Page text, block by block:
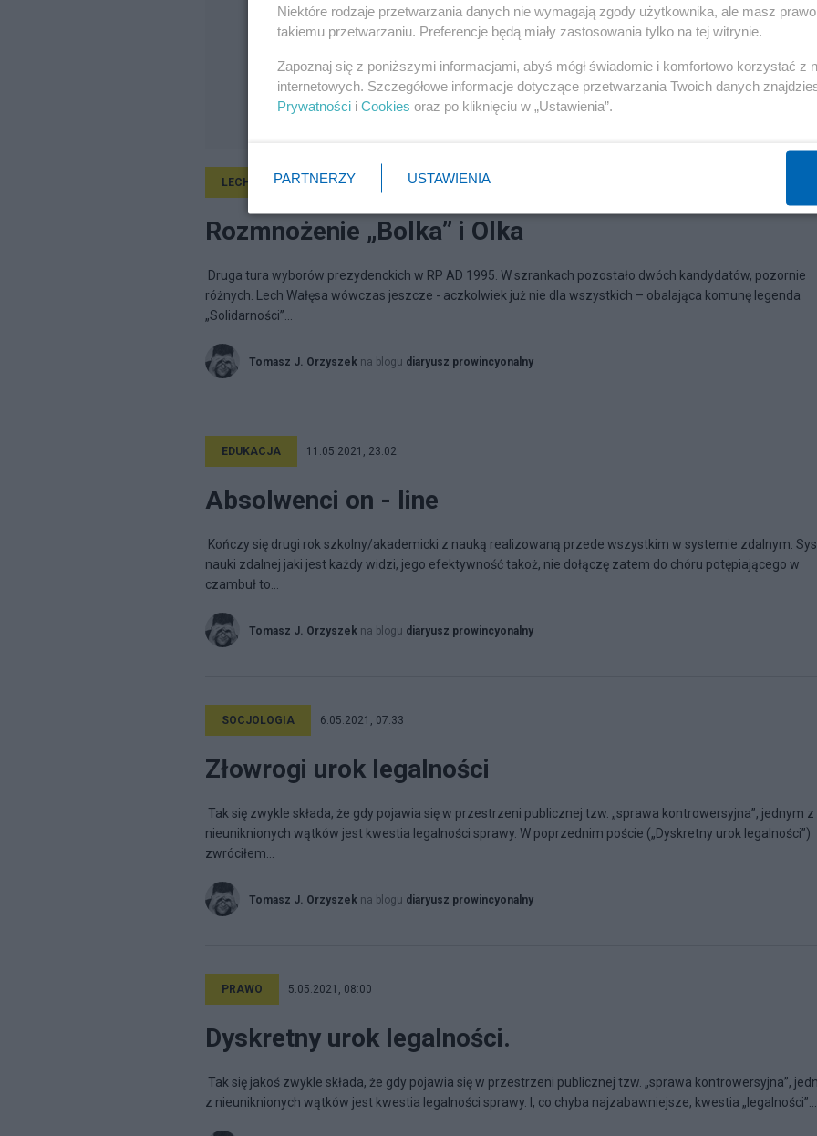
LECH WAŁĘSA 12.05.2021, 17:04
Rozmnożenie „Bolka” i Olka
Druga tura wyborów prezydenckich w RP AD 1995. W szrankach pozostało dwóch kandydatów, pozornie
różnych. Lech Wałęsa wówczas jeszcze - aczkolwiek już nie dla wszystkich – obalająca komunę legenda
„Solidarności”...
Tomasz J. Orzyszek na blogu diaryusz prowincyonalny
EDUKACJA 11.05.2021, 23:02
Absolwenci on - line
Kończy się drugi rok szkolny/akademicki z nauką realizowaną przede wszystkim w systemie zdalnym.
nauki zdalnej jaki jest każdy widzi, jego efektywność takoż, nie dołączę zatem do chóru potępiającego w
czambuł to...
Tomasz J. Orzyszek na blogu diaryusz prowincyonalny
SOCJOLOGIA 6.05.2021, 07:33
Złowrogi urok legalności
Tak się zwykle składa, że gdy pojawia się w przestrzeni publicznej tzw. „sprawa kontrowersyjna”, jednym z
nieuniknionych wątków jest kwestia legalności sprawy. W poprzednim poście („Dyskretny urok legalności”)
zwróciłem...
Tomasz J. Orzyszek na blogu diaryusz prowincyonalny
PRAWO 5.05.2021, 08:00
Dyskretny urok legalności.
Tak się jakoś zwykle składa, że gdy pojawia się w przestrzeni publicznej tzw. „sprawa kontrowersyjna”,
z nieuniknionych wątków jest kwestia legalności sprawy. I, co chyba najzabawniejsze, kwestia „legalności”...
Niektóre rodzaje przetwarzania danych nie wymagają zgody użytkownika, ale masz
takiemu przetwarzaniu. Preferencje będą miały zastosowania tylko na tej witrynie.
Zapoznaj się z poniższymi informacjami, abyś mógł świadomie i komfortowo korzystać z
internetowych. Szczegółowe informacje dotyczące przetwarzania Twoich danych
Prywatności i Cookies oraz po kliknięciu w „Ustawienia”.
PARTNERZY USTAWIENIA